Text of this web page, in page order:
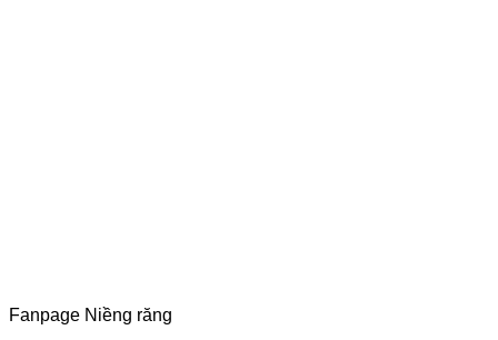
Fanpage Niềng răng